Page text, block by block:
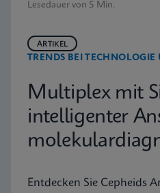
Lesedauer von 5 Min.
TRENDS BEI
ARTIKEL
Multiplex mit
intelligenter
Entdecken Sie Cepheids